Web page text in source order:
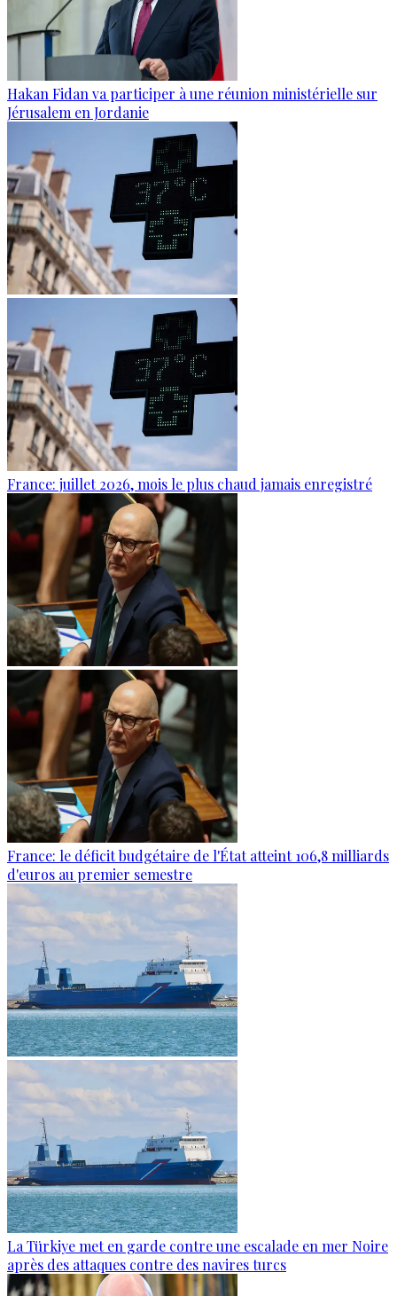
Hakan Fidan va participer à une réunion ministérielle sur
Jérusalem en Jordanie
France: juillet 2026, mois le plus chaud jamais enregistré
France: le déficit budgétaire de l'État atteint 106,8 milliards
d'euros au premier semestre
La Türkiye met en garde contre une escalade en mer Noire
après des attaques contre des navires turcs